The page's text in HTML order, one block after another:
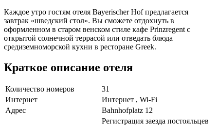
Каждое утро гостям отеля Bayerischer Hof предлагается
завтрак «шведский стол». Вы сможете отдохнуть в
оформленном в старом венском стиле кафе Prinzregent с
открытой солнечной террасой или отведать блюда
средиземноморской кухни в ресторане Greek.
Краткое описание отеля
Количество номеров
31
Интернет
Интернет , Wi-Fi
Адрес
Bahnhofplatz 12
Регистрация заезда постояльцев